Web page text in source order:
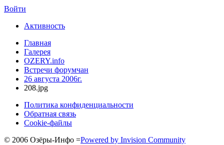
Войти
Активность
Главная
Галерея
OZERY.info
Встречи форумчан
26 августа 2006г.
208.jpg
Политика конфиденциальности
Обратная связь
Cookie-файлы
© 2006 Озёры-Инфо =Powered by Invision Community